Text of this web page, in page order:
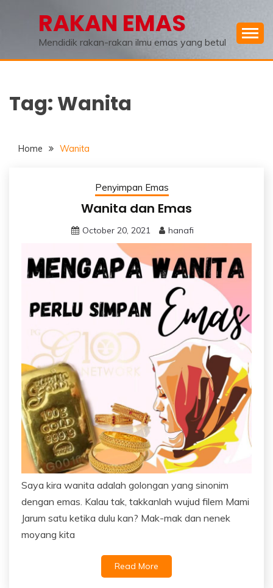
RAKAN EMAS
Mendidik rakan-rakan ilmu emas yang betul
Tag: Wanita
Home Wanita
Penyimpan Emas
Wanita dan Emas
October 20, 2021 hanafi
Saya kira wanita adalah golongan yang sinonim
dengan emas. Kalau tak, takkanlah wujud filem Mami
Jarum satu ketika dulu kan? Mak-mak dan nenek
moyang kita
Read More